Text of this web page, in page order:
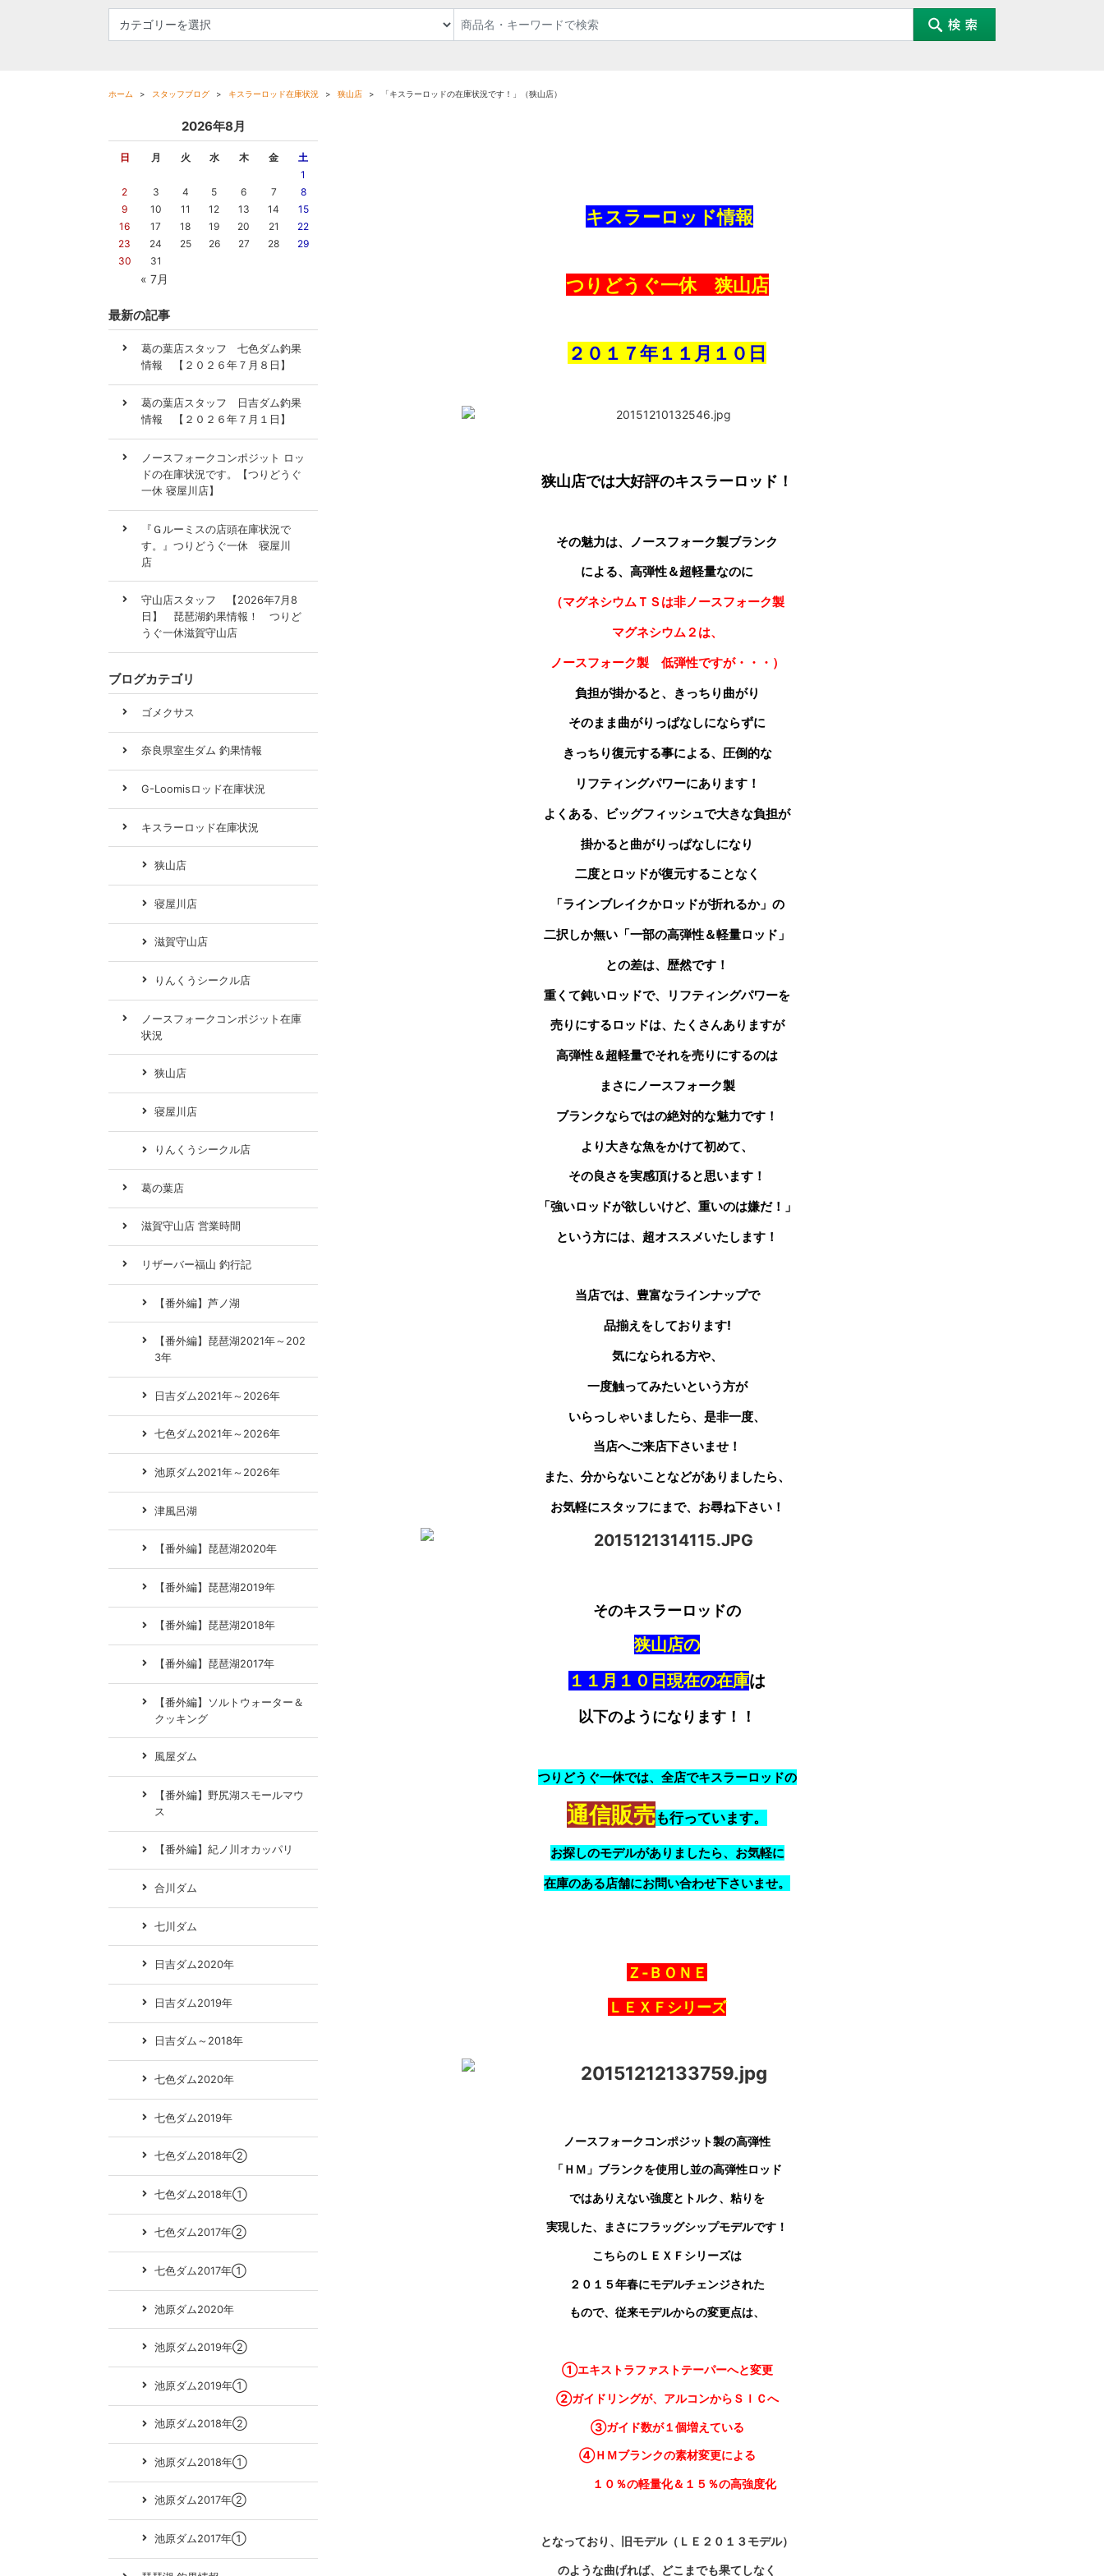
ホーム スタッフブログ キスラーロッド在庫状況 狭山店 「キスラーロッドの在庫状況です！」（狭山店）
キスラーロッド情報
つりどうぐ一休 狭山店
２０１７年１１ 月１０日
狭山店では大好評のキスラーロッド！
その魅力は、ノースフォーク製ブランク
による、高弾性＆超軽量なのに
（マグネシウムＴＳは非ノースフォーク製
マグネシウム２は、
ノースフォーク製 低弾性ですが・・・）
負担が掛かると、きっちり曲がり
そのまま曲がりっぱなしにならずに
きっちり復元する事による、圧倒的な
リフティングパワーにあります！
よくある、ビッグフィッシュで大きな負担が
掛かると曲がりっぱなしになり
二度とロッドが復元することなく
「ラインブレイクかロッドが折れるか」の
二択しか無い「一部の高弾性＆軽量ロッド」
との差は、歴然です！
重くて鈍いロッドで、リフティングパワーを
売りにするロッドは、たくさんありますが
高弾性＆超軽量でそれを売りにするのは
まさにノースフォーク製
ブランクならではの絶対的な魅力です！
より大きな魚をかけて初めて、
その良さを実感頂けると思います！
「強いロッドが欲しいけど、重いのは嫌だ！」
という方には、超オススメいたします！
当店では、豊富なラインナップで
品揃えをしております!
気になられる方や、
一度触ってみたいという方が
いらっしゃいましたら、是非一度、
当店へご来店下さいませ！
また、分からないことなどがありましたら、
お気軽にスタッフにまで、お尋ね下さい！
そのキスラーロッドの
狭山店の
１１月１０日現在の在庫は
以下のようになります！！
つりどうぐ一休では、全店でキスラーロッドの
通信販売も行っています。
お探しのモデルがありましたら、お気軽に
在庫のある店舗にお問い合わせ下さいませ。
Ｚ‐ＢＯＮＥ
ＬＥＸＦシリーズ
ノースフォークコンポジット製の高弾性
「ＨＭ」ブランクを使用し並の高弾性ロッド
ではありえない強度とトルク、 粘りを
実現した、まさにフラッグシップモデルです！
こちらのＬＥＸＦシリーズは
２０１５年春にモデルチェンジされた
もので、従来モデルからの変更点は、
①エキストラファストテーパーへと変更
②ガイドリングが、アルコンからＳＩＣへ
③ガイド数が１個増えている
④ＨＭブランクの素材変更による
１０％の軽量化＆１５％の高強度化
となっており、旧モデル（ＬＥ２０１３モデル）
のような曲げれば、どこまでも果てしなく
2026年8月
日 月 火 水 木 金 土
« 7月
1
2
3 4 5 6 7
8
9
10 11 12 13 14
15
16
17 18 19 20 21
22
23
24 25 26 27 28
29
30
31
最新の記事
葛の葉店スタッフ 七色ダム釣果
情報 【２０２６年７月８日】
葛の葉店スタッフ 日吉ダム釣果
情報 【２０２６年７月１日】
ノースフォークコンポジット ロッ
ドの在庫状況です。【つりどうぐ
一休 寝屋川店】
『Ｇルーミスの店頭在庫状況で
す。』つりどうぐ一休 寝屋川
店
守山店スタッフ 【2026年7月8
日】 琵琶湖釣果情報！ つりど
うぐ一休滋賀守山店
ブログカテゴリ
ゴメクサス
奈良県室生ダム 釣果情報
G-Loomisロッド在庫状況
キスラーロッド在庫状況
狭山店
寝屋川店
滋賀守山店
りんくうシークル店
ノースフォークコンポジット在庫
状況
狭山店
寝屋川店
りんくうシークル店
葛の葉店
滋賀守山店 営業時間
リザーバー福山 釣行記
【番外編】芦ノ湖
【番外編】琵琶湖2021年～202
3年
日吉ダム2021年～2026年
七色ダム2021年～2026年
池原ダム2021年～2026年
津風呂湖
【番外編】琵琶湖2020年
【番外編】琵琶湖2019年
【番外編】琵琶湖2018年
【番外編】琵琶湖2017年
【番外編】ソルトウォーター＆
クッキング
風屋ダム
【番外編】野尻湖スモールマウ
ス
【番外編】紀ノ川オカッパリ
合川ダム
七川ダム
日吉ダム2020年
日吉ダム2019年
日吉ダム～2018年
七色ダム2020年
七色ダム2019年
七色ダム2018年②
七色ダム2018年①
七色ダム2017年②
七色ダム2017年①
池原ダム2020年
池原ダム2019年②
池原ダム2019年①
池原ダム2018年②
池原ダム2018年①
池原ダム2017年②
池原ダム2017年①